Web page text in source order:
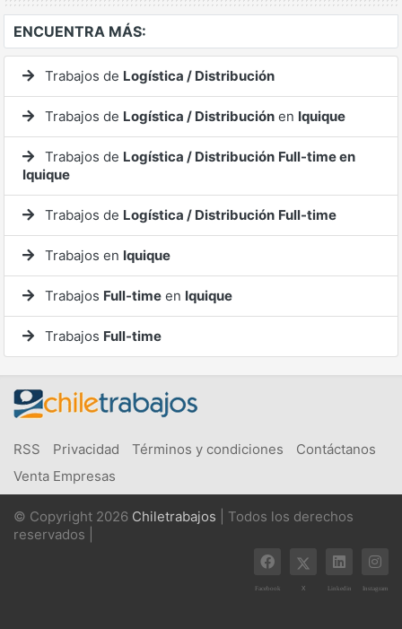
ENCUENTRA MÁS:
Trabajos de Logística / Distribución
Trabajos de Logística / Distribución en Iquique
Trabajos de Logística / Distribución Full-time en
Iquique
Trabajos de Logística / Distribución Full-time
Trabajos en Iquique
Trabajos Full-time en Iquique
Trabajos Full-time
RSS Privacidad Términos y condiciones
Contáctanos
Venta Empresas
© Copyright 2026 Chiletrabajos | Todos los derechos
reservados |
Facebook X Linkedin Instagram